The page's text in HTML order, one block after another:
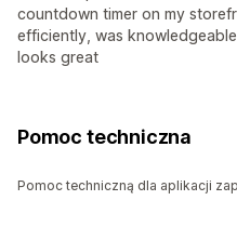
countdown timer on my
efficiently, was
looks great
Pomoc techniczna
Pomoc techniczną dla aplikacji